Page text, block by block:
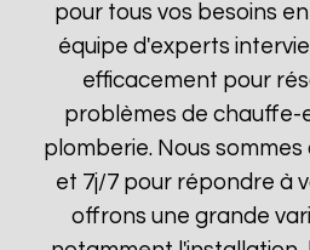
pour tous vos besoins
équipe d'experts
efficacement pour
problèmes de chauffe-
plomberie. Nous
et 7j/7 pour répondre à
offrons une grande